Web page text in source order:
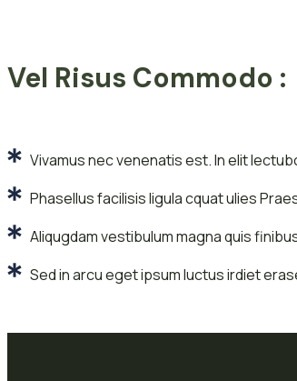
Vel Risus Commodo :
Vivamus nec venenatis est. In elit
Phasellus facilisis ligula cquat ulies
Aliqugdam vestibulum magna quis
Sed in arcu eget ipsum luctus irdiet